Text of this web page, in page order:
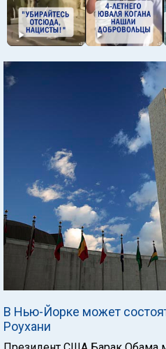
В Нью-Йорке может
Роухани